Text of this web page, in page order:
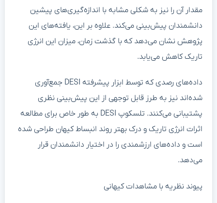
مقدار آن را نیز به شکلی مشابه با اندازه‌گیری‌های پیشین
دانشمندان پیش‌بینی می‌کند. علاوه بر این، یافته‌های این
پژوهش نشان می‌دهد که با گذشت زمان، میزان این انرژی
تاریک کاهش می‌یابد.
داده‌های رصدی که توسط ابزار پیشرفته DESI جمع‌آوری
شده‌اند نیز به طرز قابل توجهی از این پیش‌بینی نظری
پشتیبانی می‌کنند. تلسکوپ DESI به طور خاص برای مطالعه
اثرات انرژی تاریک و درک بهتر روند انبساط کیهان طراحی شده
است و داده‌های ارزشمندی را در اختیار دانشمندان قرار
می‌دهد.
پیوند نظریه با مشاهدات کیهانی